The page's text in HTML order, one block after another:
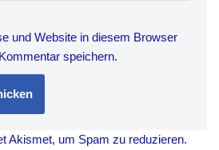
und Website in diesem Browser
speichern.
Akismet, um Spam zu reduzieren.